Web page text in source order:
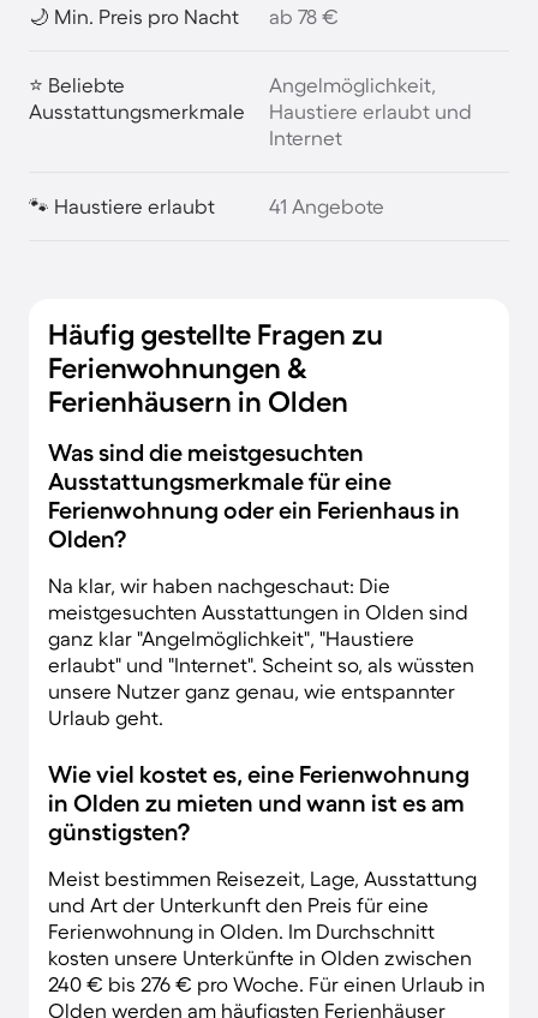
🌙 Min. Preis pro Nacht ab 78 €
⭐ Beliebte
Ausstattungsmerkmale
Angelmöglichkeit,
Haustiere erlaubt und
Internet
🐾 Haustiere erlaubt 41 Angebote
Häufig gestellte Fragen zu
Ferienwohnungen &
Ferienhäusern in Olden
Was sind die meistgesuchten
Ausstattungsmerkmale für eine
Ferienwohnung oder ein Ferienhaus in
Olden?
Na klar, wir haben nachgeschaut: Die
meistgesuchten Ausstattungen in Olden sind
ganz klar "Angelmöglichkeit", "Haustiere
erlaubt" und "Internet". Scheint so, als wüssten
unsere Nutzer ganz genau, wie entspannter
Urlaub geht.
Wie viel kostet es, eine Ferienwohnung
in Olden zu mieten und wann ist es am
günstigsten?
Meist bestimmen Reisezeit, Lage, Ausstattung
und Art der Unterkunft den Preis für eine
Ferienwohnung in Olden. Im Durchschnitt
kosten unsere Unterkünfte in Olden zwischen
240 € bis 276 € pro Woche. Für einen Urlaub in
Olden werden am häufigsten Ferienhäuser